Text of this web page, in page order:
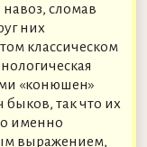
сломав
них
классическом
«конюшен»
так что их
именно
выражением,